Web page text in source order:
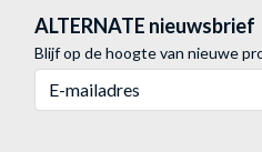
ALTERNATE nieuwsbrief
Blijf op de hoogte van nieuwe